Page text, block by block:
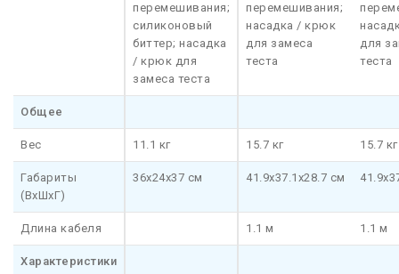
перемешивания;
силиконовый
биттер; насадка
/ крюк для
замеса теста
перемешивания;
насадка / крюк
для замеса
теста
для
теста
Общее
Вес 11.1 кг 15.7 кг 15.7 кг
Габариты
(ВxШxГ)
36x24x37 см 41.9х37.1х28.7 см
Длина кабеля 1.1 м 1.1 м
Характеристики